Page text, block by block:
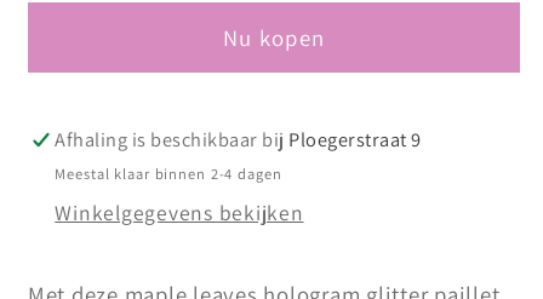
Nu kopen
Afhaling is beschikbaar bij Ploegerstraat 9
Meestal klaar binnen 2-4 dagen
Winkelgegevens bekijken